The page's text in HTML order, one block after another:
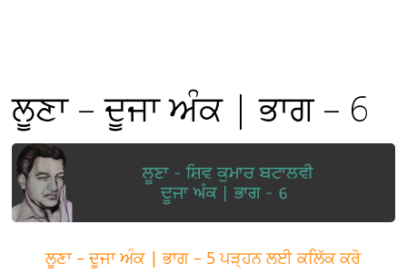
ਲੂਣਾ – ਦੂਜਾ ਅੰਕ | ਭਾਗ – 6
ਲੂਣਾ – ਦੂਜਾ ਅੰਕ | ਭਾਗ – 5 ਪੜ੍ਹਨ ਲਈ ਕਲਿੱਕ ਕਰੋ